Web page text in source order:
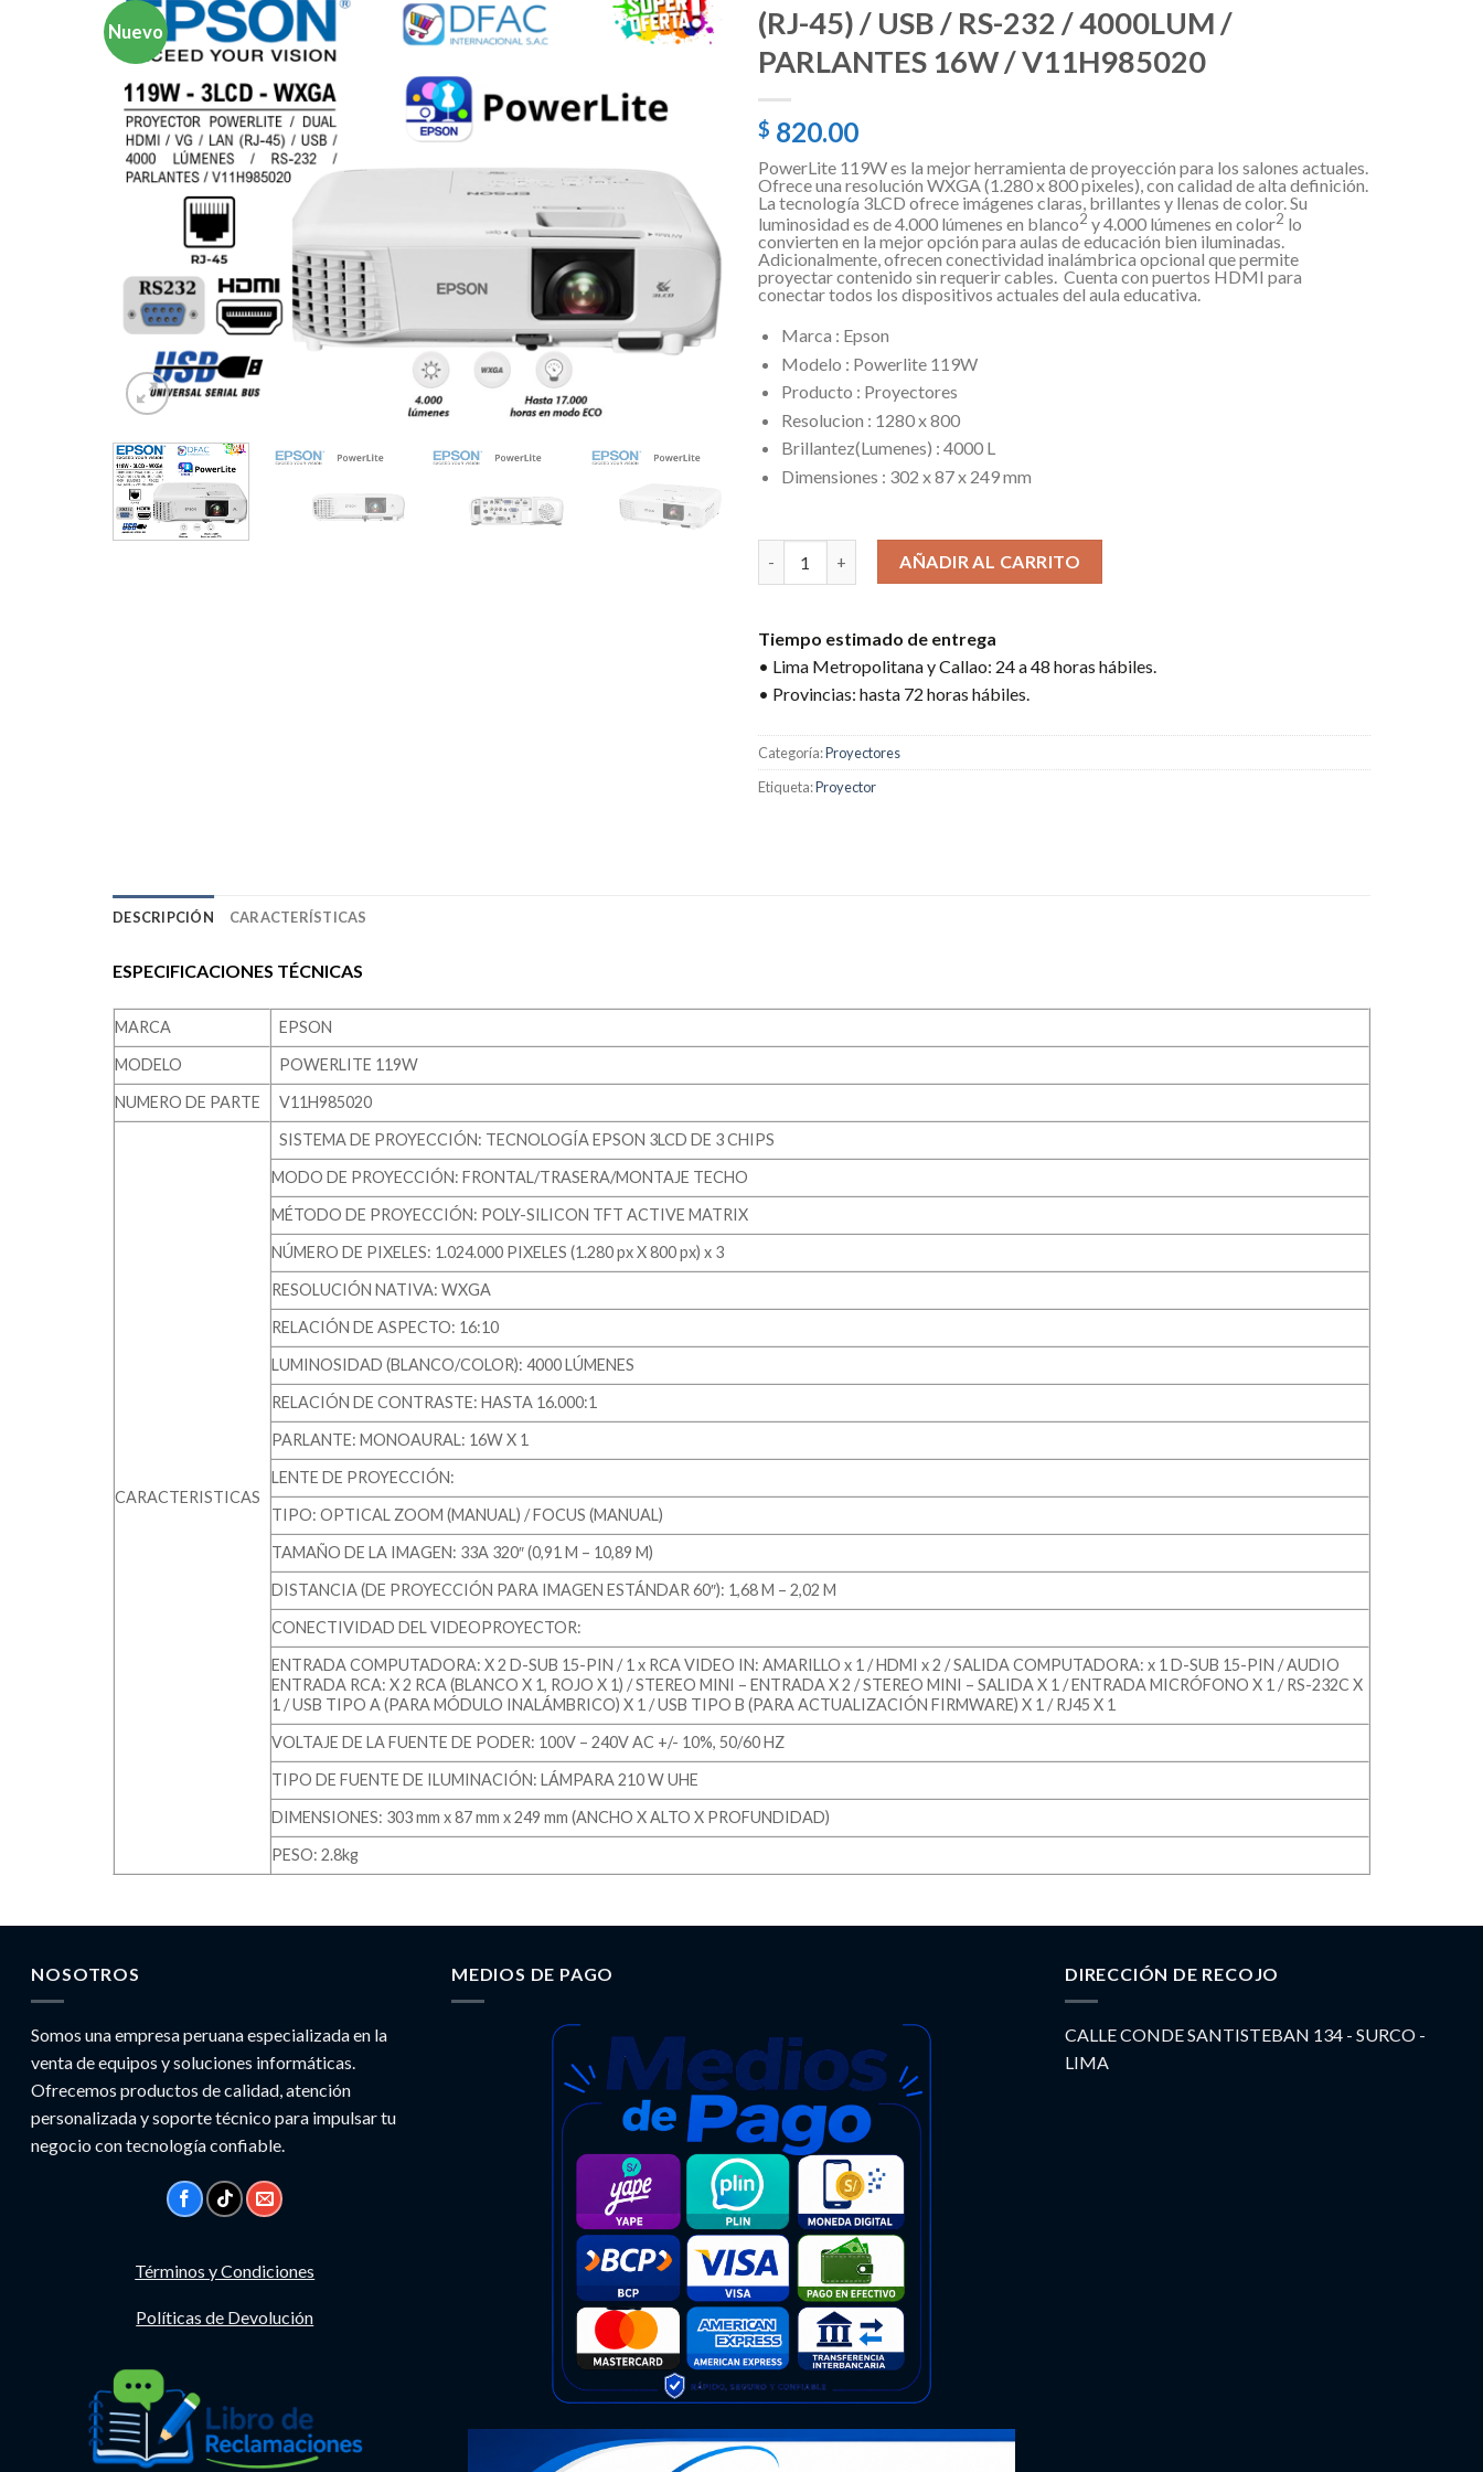
Nuevo
(RJ-45) / USB / RS-232 / 4000LUM /
PARLANTES 16W / V11H985020
$ 820.00
PowerLite 119W es la mejor herramienta de proyección para los salones actuales.
Ofrece una resolución WXGA (1.280 x 800 pixeles), con calidad de alta definición.
La tecnología 3LCD ofrece imágenes claras, brillantes y llenas de color. Su
luminosidad es de 4.000 lúmenes en blanco2 y 4.000 lúmenes en color2 lo
convierten en la mejor opción para aulas de educación bien iluminadas.
Adicionalmente, ofrecen conectividad inalámbrica opcional que permite
proyectar contenido sin requerir cables. Cuenta con puertos HDMI para
conectar todos los dispositivos actuales del aula educativa.
Marca : Epson
Modelo : Powerlite 119W
Producto : Proyectores
Resolucion : 1280 x 800
Brillantez(Lumenes) : 4000 L
Dimensiones : 302 x 87 x 249 mm
PROYECTOR POWERLITE EPSON 119W 3LCD WXGA CON DUAL HDMI / VG / LAN (RJ-45) /
AÑADIR AL CARRITO
Tiempo estimado de entrega
• Lima Metropolitana y Callao: 24 a 48 horas hábiles.
• Provincias: hasta 72 horas hábiles.
Categoría:Proyectores
Etiqueta:Proyector
DESCRIPCIÓN CARACTERÍSTICAS
ESPECIFICACIONES TÉCNICAS
MARCA
EPSON
MODELO
POWERLITE 119W
NUMERO DE PARTE
V11H985020
CARACTERISTICAS
SISTEMA DE PROYECCIÓN: TECNOLOGÍA EPSON 3LCD DE 3 CHIPS
MODO DE PROYECCIÓN: FRONTAL/TRASERA/MONTAJE TECHO
MÉTODO DE PROYECCIÓN: POLY-SILICON TFT ACTIVE MATRIX
NÚMERO DE PIXELES: 1.024.000 PIXELES (1.280 px X 800 px) x 3
RESOLUCIÓN NATIVA: WXGA
RELACIÓN DE ASPECTO: 16:10
LUMINOSIDAD (BLANCO/COLOR): 4000 LÚMENES
RELACIÓN DE CONTRASTE: HASTA 16.000:1
PARLANTE: MONOAURAL: 16W X 1
LENTE DE PROYECCIÓN:
TIPO: OPTICAL ZOOM (MANUAL) / FOCUS (MANUAL)
TAMAÑO DE LA IMAGEN: 33A 320″ (0,91 M – 10,89 M)
DISTANCIA (DE PROYECCIÓN PARA IMAGEN ESTÁNDAR 60″): 1,68 M – 2,02 M
CONECTIVIDAD DEL VIDEOPROYECTOR:
ENTRADA COMPUTADORA: X 2 D-SUB 15-PIN / 1 x RCA VIDEO IN: AMARILLO x 1 / HDMI x 2 / SALIDA COMPUTADORA: x 1 D-SUB 15-PIN / AUDIO
ENTRADA RCA: X 2 RCA (BLANCO X 1, ROJO X 1) / STEREO MINI – ENTRADA X 2 / STEREO MINI – SALIDA X 1 / ENTRADA MICRÓFONO X 1 / RS-232C X
1 / USB TIPO A (PARA MÓDULO INALÁMBRICO) X 1 / USB TIPO B (PARA ACTUALIZACIÓN FIRMWARE) X 1 / RJ45 X 1
VOLTAJE DE LA FUENTE DE PODER: 100V – 240V AC +/- 10%, 50/60 HZ
TIPO DE FUENTE DE ILUMINACIÓN: LÁMPARA 210 W UHE
DIMENSIONES: 303 mm x 87 mm x 249 mm (ANCHO X ALTO X PROFUNDIDAD)
PESO: 2.8kg
NOSOTROS
Somos una empresa peruana especializada en la
venta de equipos y soluciones informáticas.
Ofrecemos productos de calidad, atención
personalizada y soporte técnico para impulsar tu
negocio con tecnología confiable.
Términos y Condiciones
Políticas de Devolución
MEDIOS DE PAGO DIRECCIÓN DE RECOJO
CALLE CONDE SANTISTEBAN 134 - SURCO -
LIMA